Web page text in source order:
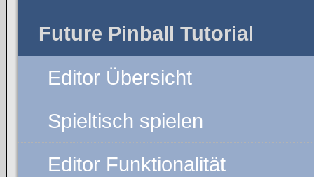
Future Pinball Tutorial
Editor Übersicht
Spieltisch spielen
Editor Funktionalität